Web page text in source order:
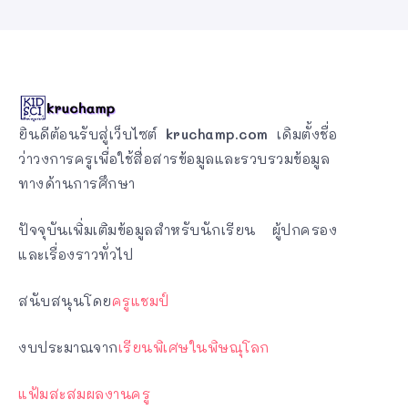
ยินดีต้อนรับสู่เว็บไซต์ kruchamp.com เดิมตั้งชื่อ
ว่าวงการครูเพื่อใช้สื่อสารข้อมูลและรวบรวมข้อมูล
ทางด้านการศึกษา
ปัจจุบันเพิ่มเติมข้อมูลสำหรับนักเรียน ผู้ปกครอง
และเรื่องราวทั่วไป
สนับสนุนโดยครูแชมป์
งบประมาณจากเรียนพิเศษในพิษณุโลก
แฟ้มสะสมผลงานครู